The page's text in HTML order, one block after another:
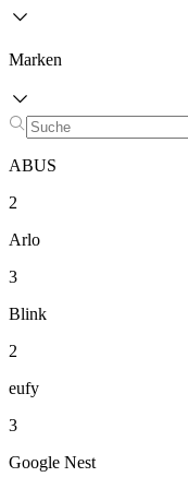
Marken
ABUS
2
Arlo
3
Blink
2
eufy
3
Google Nest